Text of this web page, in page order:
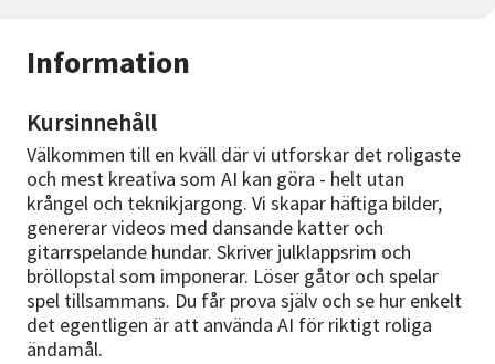
Information
Kursinnehåll
Välkommen till en kväll där vi utforskar det roligaste
och mest kreativa som AI kan göra - helt utan
krångel och teknikjargong. Vi skapar häftiga bilder,
genererar videos med dansande katter och
gitarrspelande hundar. Skriver julklappsrim och
bröllopstal som imponerar. Löser gåtor och spelar
spel tillsammans. Du får prova själv och se hur enkelt
det egentligen är att använda AI för riktigt roliga
ändamål.